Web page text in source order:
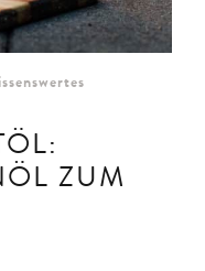
ZUM